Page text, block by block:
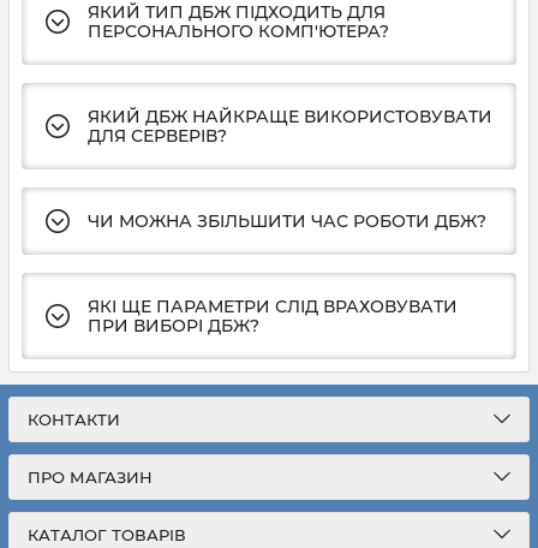
ЯКИЙ ТИП ДБЖ ПІДХОДИТЬ ДЛЯ
ПЕРСОНАЛЬНОГО КОМП'ЮТЕРА?
ЯКИЙ ДБЖ НАЙКРАЩЕ ВИКОРИСТОВУВАТИ
ДЛЯ СЕРВЕРІВ?
ЧИ МОЖНА ЗБІЛЬШИТИ ЧАС РОБОТИ ДБЖ?
ЯКІ ЩЕ ПАРАМЕТРИ СЛІД ВРАХОВУВАТИ
ПРИ ВИБОРІ ДБЖ?
КОНТАКТИ
ПРО МАГАЗИН
КАТАЛОГ ТОВАРІВ